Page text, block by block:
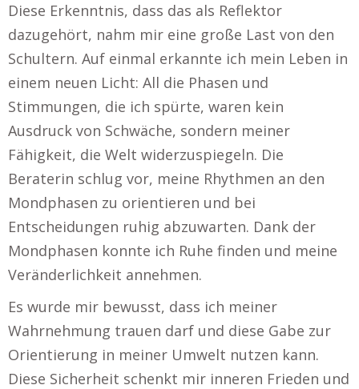
Diese Erkenntnis, dass das als Reflektor
dazugehört, nahm mir eine große Last von den
Schultern. Auf einmal erkannte ich mein Leben in
einem neuen Licht: All die Phasen und
Stimmungen, die ich spürte, waren kein
Ausdruck von Schwäche, sondern meiner
Fähigkeit, die Welt widerzuspiegeln. Die
Beraterin schlug vor, meine Rhythmen an den
Mondphasen zu orientieren und bei
Entscheidungen ruhig abzuwarten. Dank der
Mondphasen konnte ich Ruhe finden und meine
Veränderlichkeit annehmen.
Es wurde mir bewusst, dass ich meiner
Wahrnehmung trauen darf und diese Gabe zur
Orientierung in meiner Umwelt nutzen kann.
Diese Sicherheit schenkt mir inneren Frieden und